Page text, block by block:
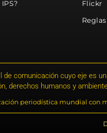
Flickr
de comunicación cuyo eje es
derechos humanos y
periodística mundial con